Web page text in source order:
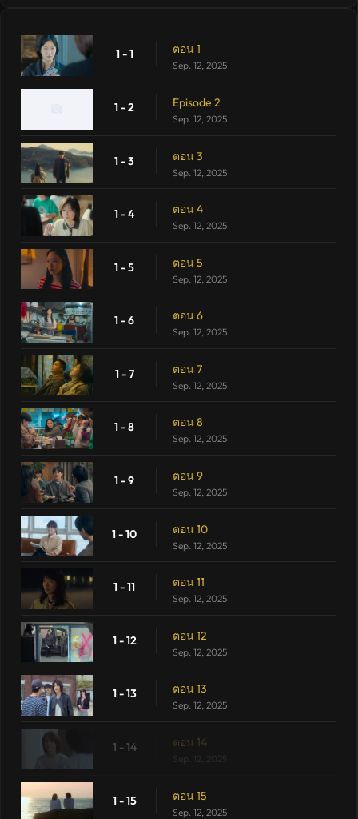
1 - 1 ตอน 1
Sep. 12, 2025
1 - 2 Episode 2
Sep. 12, 2025
1 - 3 ตอน 3
Sep. 12, 2025
1 - 4 ตอน 4
Sep. 12, 2025
1 - 5 ตอน 5
Sep. 12, 2025
1 - 6 ตอน 6
Sep. 12, 2025
1 - 7 ตอน 7
Sep. 12, 2025
1 - 8 ตอน 8
Sep. 12, 2025
1 - 9 ตอน 9
Sep. 12, 2025
1 - 10 ตอน 10
Sep. 12, 2025
1 - 11 ตอน 11
Sep. 12, 2025
1 - 12 ตอน 12
Sep. 12, 2025
1 - 13 ตอน 13
Sep. 12, 2025
1 - 14 ตอน 14
1 - 15 ตอน 15
Sep. 12, 2025